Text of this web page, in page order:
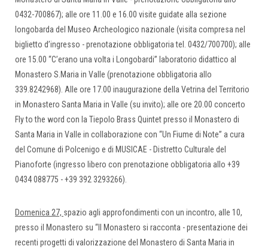
0432-700867); alle ore 11.00 e 16.00 visite guidate alla sezione
longobarda del Museo Archeologico nazionale (visita compresa nel
biglietto d’ingresso - prenotazione obbligatoria tel. 0432/700700); alle
ore 15.00 “C’erano una volta i Longobardi” laboratorio didattico al
Monastero S.Maria in Valle (prenotazione obbligatoria allo
339.8242968). Alle ore 17.00 inaugurazione della Vetrina del Territorio
in Monastero Santa Maria in Valle (su invito); alle ore 20.00 concerto
Fly to the word con la Tiepolo Brass Quintet presso il Monastero di
Santa Maria in Valle in collaborazione con “Un Fiume di Note” a cura
del Comune di Polcenigo e di MUSICAE - Distretto Culturale del
Pianoforte (ingresso libero con prenotazione obbligatoria allo +39
0434 088775 - +39 392 3293266).
Domenica 27, spazio agli approfondimenti con un incontro, alle 10,
presso il Monastero su “Il Monastero si racconta - presentazione dei
recenti progetti di valorizzazione del Monastero di Santa Maria in